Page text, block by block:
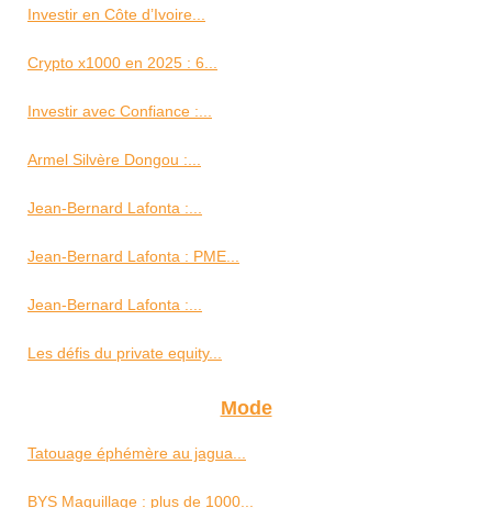
Investir en Côte d’Ivoire...
Crypto x1000 en 2025 : 6...
Investir avec Confiance :...
Armel Silvère Dongou :...
Jean-Bernard Lafonta :...
Jean-Bernard Lafonta : PME...
Jean-Bernard Lafonta :...
Les défis du private equity...
Mode
Tatouage éphémère au jagua...
BYS Maquillage : plus de 1000...